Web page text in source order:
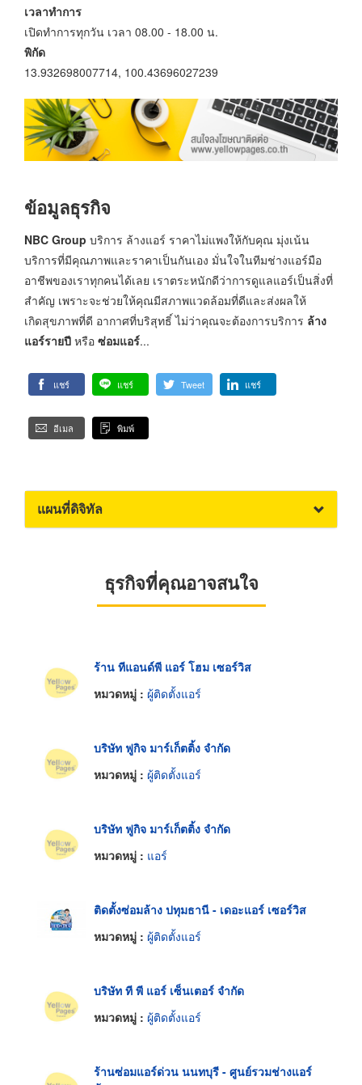
เวลาทำการ
เปิดทำการทุกวัน เวลา 08.00 - 18.00 น.
พิกัด
13.932698007714, 100.43696027239
ข้อมูลธุรกิจ
NBC Group บริการ ล้างแอร์ ราคาไม่แพงให้กับคุณ มุ่งเน้น
บริการที่มีคุณภาพและราคาเป็นกันเอง มั่นใจในทีมช่างแอร์มือ
อาชีพของเราทุกคนได้เลย เราตระหนักดีว่าการดูแลแอร์เป็นสิ่งที่
สำคัญ เพราะจะช่วยให้คุณมีสภาพแวดล้อมที่ดีและส่งผลให้
เกิดสุขภาพที่ดี อากาศที่บริสุทธิ์ ไม่ว่าคุณจะต้องการบริการ ล้าง
แอร์รายปี หรือ ซ่อมแอร์...
แชร์ แชร์ Tweet แชร์
อีเมล พิมพ์
แผนที่ดิจิทัล
ธุรกิจที่คุณอาจสนใจ
ร้าน ทีแอนด์พี แอร์ โฮม เซอร์วิส
หมวดหมู่ : ผู้ติดตั้งแอร์
บริษัท ฟูกิจ มาร์เก็ตติ้ง จำกัด
หมวดหมู่ : ผู้ติดตั้งแอร์
บริษัท ฟูกิจ มาร์เก็ตติ้ง จำกัด
หมวดหมู่ : แอร์
ติดตั้งซ่อมล้าง ปทุมธานี - เดอะแอร์ เซอร์วิส
หมวดหมู่ : ผู้ติดตั้งแอร์
บริษัท ที พี แอร์ เซ็นเตอร์ จำกัด
หมวดหมู่ : ผู้ติดตั้งแอร์
ร้านซ่อมแอร์ด่วน นนทบุรี - ศูนย์รวมช่างแอร์